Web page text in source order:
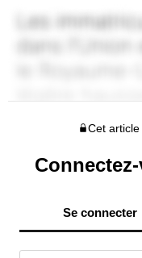
Cet
Se connecter